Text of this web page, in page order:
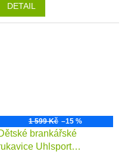
DETAIL
1 599 Kč –15 %
brankářské
Uhlsport